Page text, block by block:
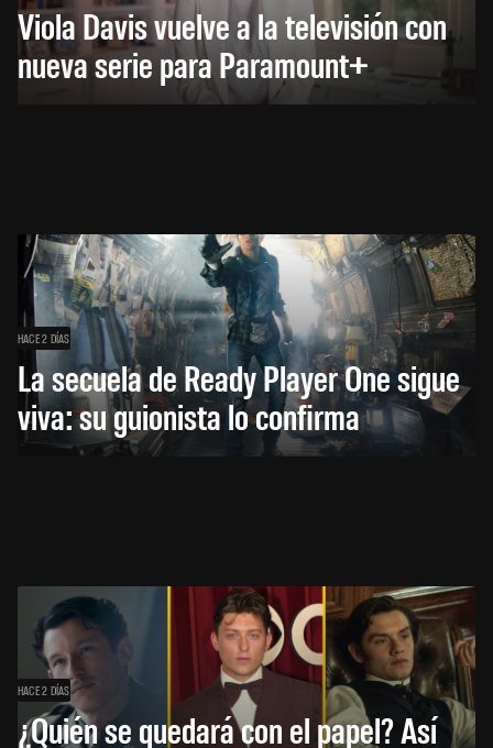
Viola Davis vuelve a la televisión con
nueva serie para Paramount+
HACE 2 DÍAS
La secuela de Ready Player One sigue
viva: su guionista lo confirma
HACE 2 DÍAS
¿Quién se quedará con el papel? Así